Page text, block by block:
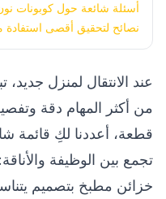
أسئلة شائعة حول كوبونات
نصائح لتحقيق أقصى استفادة
عند الانتقال لمنزل
من أكثر المهام دقة